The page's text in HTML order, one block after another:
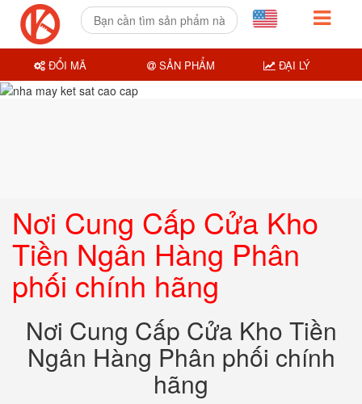
Nơi Cung Cấp Cửa Kho
Tiền Ngân Hàng Phân
phối chính hãng
Nơi Cung Cấp Cửa Kho Tiền
Ngân Hàng Phân phối chính
hãng
ĐỔI MÃ SẢN PHẨM ĐẠI LÝ